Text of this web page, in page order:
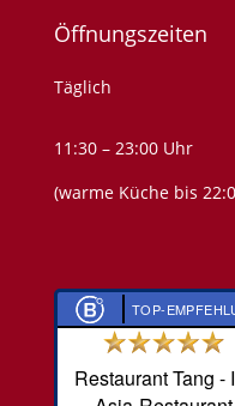
Öffnungszeiten
Täglich
11:30 – 23:00 Uhr
(warme Küche bis
TOP-
Restaurant Tang -